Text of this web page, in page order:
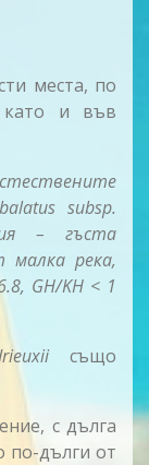
места, по
като и във
subsp.
– гъста
малка река,
GH/KH < 1
също
с дълга
по-дълги от